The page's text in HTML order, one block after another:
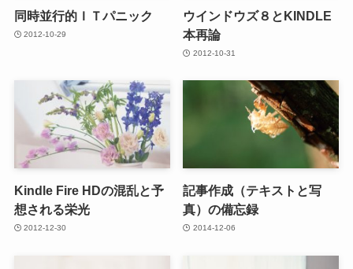
同時並行的ＩＴパニック
2012-10-29
ウインドウズ８とKINDLE
本再論
2012-10-31
Kindle Fire HDの混乱と予
想される栄光
2012-12-30
記事作成（テキストと写
真）の備忘録
2014-12-06